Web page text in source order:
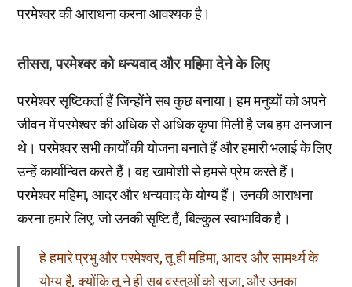
परमेश्वर की आराधना करना आवश्यक है।
तीसरा, परमेश्वर को धन्यवाद और महिमा देने के लिए
परमेश्वर सृष्टिकर्ता हैं जिन्होंने सब कुछ बनाया। हम मनुष्यों को अपने
जीवन में परमेश्वर की अधिक से अधिक कृपा मिली है जब हम अनजान
थे। परमेश्वर सभी कार्यों की योजना बनाते हैं और हमारी भलाई के लिए
उन्हें कार्यान्वित करते हैं। वह खामोशी से हमसे प्रेम करते हैं।
परमेश्वर महिमा, आदर और धन्यवाद के योग्य हैं। उनकी आराधना
करना हमारे लिए, जो उनकी सृष्टि हैं, बिल्कुल स्वाभाविक है।
हे हमारे प्रभु और परमेश्वर, तू ही महिमा, आदर और सामर्थ्य के
योग्य है, क्योंकि तू ने ही सब वस्तुओं को सृजा, और उनका